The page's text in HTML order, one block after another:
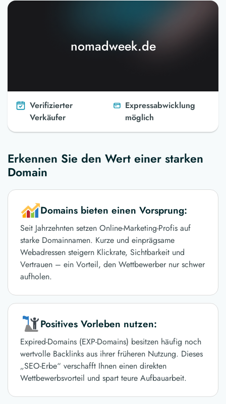
nomadweek.de
Verifizierter
Verkäufer
Expressabwicklung
möglich
Erkennen Sie den Wert einer starken
Domain
Domains bieten einen Vorsprung:
Seit Jahrzehnten setzen Online-Marketing-Profis auf
starke Domainnamen. Kurze und einprägsame
Webadressen steigern Klickrate, Sichtbarkeit und
Vertrauen – ein Vorteil, den Wettbewerber nur schwer
aufholen.
Positives Vorleben nutzen:
Expired-Domains (EXP-Domains) besitzen häufig noch
wertvolle Backlinks aus ihrer früheren Nutzung. Dieses
„SEO-Erbe“ verschafft Ihnen einen direkten
Wettbewerbsvorteil und spart teure Aufbauarbeit.